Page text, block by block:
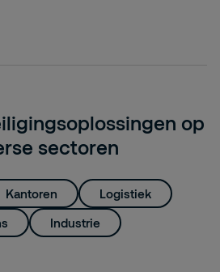
op
sectoren
Kantoren
Logistiek
Industrie